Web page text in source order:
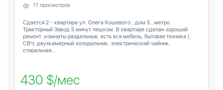
17 просмотров
Сдается 2 - квартира ул. Олега Кошевого , дом 5 , метро
Тракторный Завод 5 минут пешком. В квартире сделан хороший
ремонт ,комнаты раздельные, есть вся мебель, бытовая техника (
СВЧ, двухкамерный холодильник, электрический чайник,
стиральная...
430 $/мес